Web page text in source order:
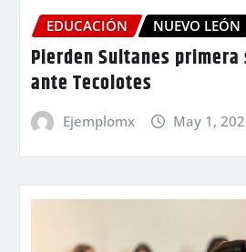
EDUCACIÓN NUEVO LEÓN
Pierden Sultanes
ante Tecolotes
Ejemplomx May 1,